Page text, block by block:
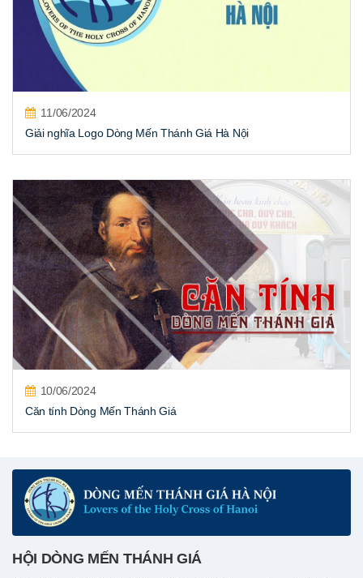
11/06/2024
Giải nghĩa Logo Dòng Mến Thánh Giá Hà Nội
10/06/2024
Căn tính Dòng Mến Thánh Giá
HỘI DÒNG MẾN THÁNH GIÁ